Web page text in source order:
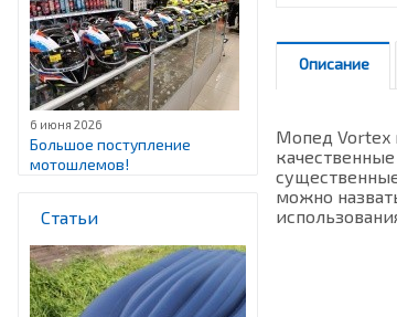
6 июня 2026
Большое поступление
мотошлемов!
Статьи
Описание
Мопед Vortex
можно